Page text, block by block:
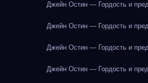
Джейн Остин — Гордость и
Джейн Остин — Гордость и
Джейн Остин — Гордость и
Джейн Остин — Гордость и